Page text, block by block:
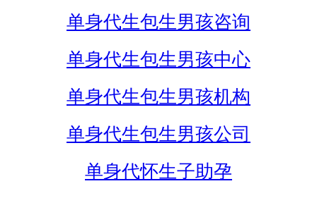
单身代生包生男孩咨询
单身代生包生男孩中心
单身代生包生男孩机构
单身代生包生男孩公司
单身代怀生子助孕